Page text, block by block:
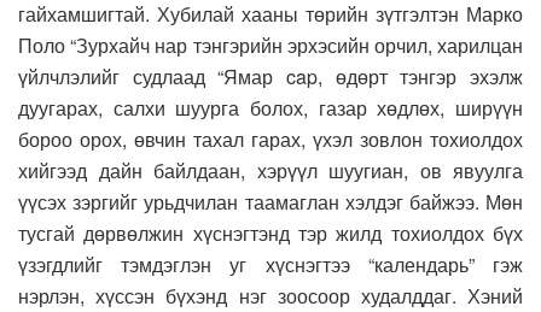
гайхамшигтай. Хубилай хааны төрийн зүтгэлтэн Марко
Поло “Зурхайч нар тэнгэрийн эрхэсийн орчил, харилцан
үйлчлэлийг судлаад “Ямар cap, өдөрт тэнгэр эхэлж
дуугарах, салхи шуурга болох, газар хөдлөх, ширүүн
бороо орох, өвчин тахал гарах, үхэл зовлон тохиолдох
хийгээд дайн байлдаан, хэрүүл шуугиан, ов явуулга
үүсэх зэргийг урьдчилан таамаглан хэлдэг байжээ. Мөн
тусгай дөрвөлжин хүснэгтэнд тэр жилд тохиолдох бүх
үзэгдлийг тэмдэглэн уг хүснэгтээ “календарь” гэж
нэрлэн, хүссэн бүхэнд нэг зоосоор худалддаг. Хэний